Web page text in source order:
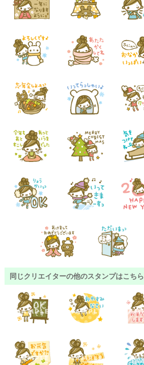
同じクリエイターの他のスタンプはこちら